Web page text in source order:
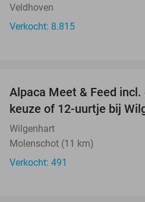
Veldhoven
Verkocht: 8.815
Alpaca Meet & Feed
keuze of 12-uurtje bij
Wilgenhart
Molenschot (11 km)
Verkocht: 491